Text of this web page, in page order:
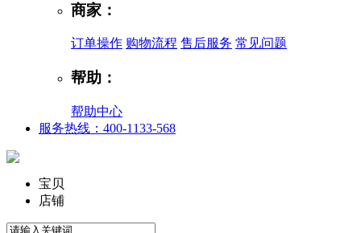
商家：
订单操作 购物流程 售后服务 常见问题
帮助：
帮助中心
服务热线：400-1133-568
宝贝
店铺